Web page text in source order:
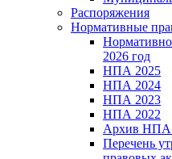
Распоряжения
Нормативные
2026 год
НПА 2025
НПА 2024
НПА 2023
НПА 2022
Архив НПА
Перечень